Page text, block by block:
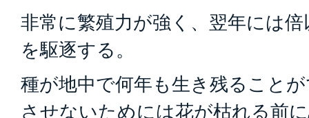
非常に繁殖力が強く、翌年には
を駆逐する。
種が地中で何年も生き残ること
させないためには花が枯れる前